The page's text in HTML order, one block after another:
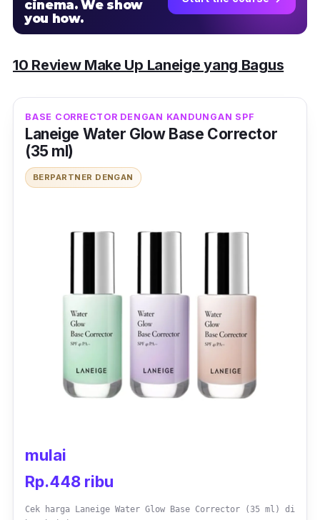
cinema. We show
you how.
10 Review Make Up Laneige yang Bagus
BASE CORRECTOR DENGAN KANDUNGAN SPF
Laneige Water Glow Base Corrector
(35 ml)
BERPARTNER DENGAN
mulai
Rp.448 ribu
Cek harga Laneige Water Glow Base Corrector (35 ml) di